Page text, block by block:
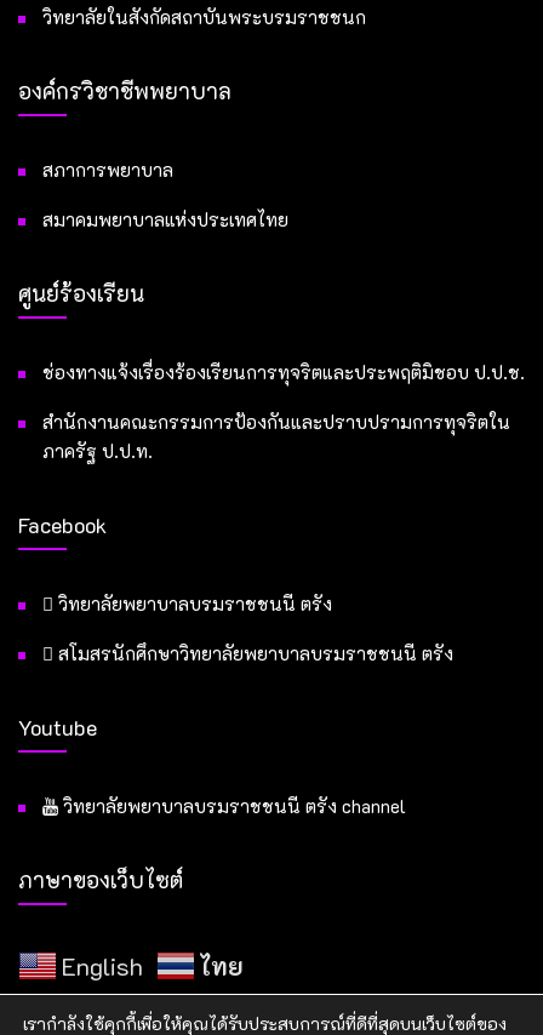
วิทยาลัยในสังกัดสถาบันพระบรมราชชนก
องค์กรวิชาชีพพยาบาล
สภาการพยาบาล
สมาคมพยาบาลแห่งประเทศไทย
ศูนย์ร้องเรียน
ช่องทางแจ้งเรื่องร้องเรียนการทุจริตและประพฤติมิชอบ ป.ป.ช.
สำนักงานคณะกรรมการป้องกันและปราบปรามการทุจริตใน
ภาครัฐ ป.ป.ท.
Facebook
วิทยาลัยพยาบาลบรมราชชนนี ตรัง
สโมสรนักศึกษาวิทยาลัยพยาบาลบรมราชชนนี ตรัง
Youtube
วิทยาลัยพยาบาลบรมราชชนนี ตรัง channel
ภาษาของเว็บไซต์
English ไทย
เรากำลังใช้คุกกี้เพื่อให้คุณได้รับประสบการณ์ที่ดีที่สุดบนเว็บไซต์ของ